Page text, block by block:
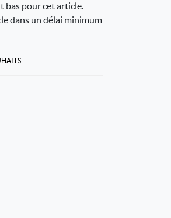
bas pour cet article.
dans un délai minimum